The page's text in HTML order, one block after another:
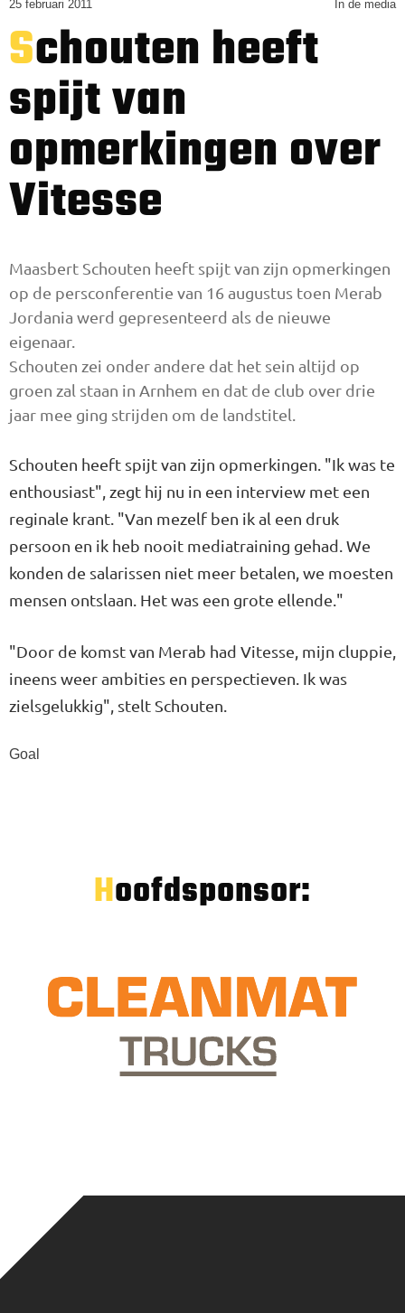
25 februari 2011 In de media
Schouten heeft
spijt van
opmerkingen over
Vitesse
Maasbert Schouten heeft spijt van zijn opmerkingen
op de persconferentie van 16 augustus toen Merab
Jordania werd gepresenteerd als de nieuwe
eigenaar.
Schouten zei onder andere dat het sein altijd op
groen zal staan in Arnhem en dat de club over drie
jaar mee ging strijden om de landstitel.
Schouten heeft spijt van zijn opmerkingen. "Ik was te
enthousiast", zegt hij nu in een interview met een
reginale krant. "Van mezelf ben ik al een druk
persoon en ik heb nooit mediatraining gehad. We
konden de salarissen niet meer betalen, we moesten
mensen ontslaan. Het was een grote ellende."
"Door de komst van Merab had Vitesse, mijn cluppie,
ineens weer ambities en perspectieven. Ik was
zielsgelukkig", stelt Schouten.
Goal
Hoofdsponsor: